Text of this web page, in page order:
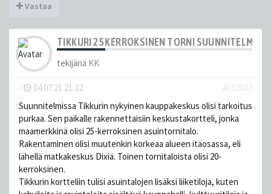
Vastaa
TIKKURI 25 KERROKSINEN TORNI SUUNNITELMA
tekijänä KK
- 04.07.21 21:32
#102607
Suunnitelmissa Tikkurin nykyinen kauppakeskus olisi tarkoitus
purkaa. Sen paikalle rakennettaisiin keskustakortteli, jonka
maamerkkinä olisi 25-kerroksinen asuintornitalo.
Rakentaminen olisi muutenkin korkeaa alueen itäosassa, eli
lähellä matkakeskus Dixiä. Toinen tornitaloista olisi 20-
kerroksinen.
Tikkurin kortteliin tulisi asuintalojen lisäksi liiketiloja, kuten